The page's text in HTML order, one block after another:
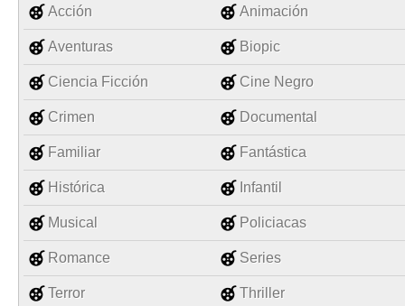
Acción Animación
Aventuras Biopic
Ciencia Ficción Cine Negro
Crimen Documental
Familiar Fantástica
Histórica Infantil
Musical Policiacas
Romance Series
Terror Thriller